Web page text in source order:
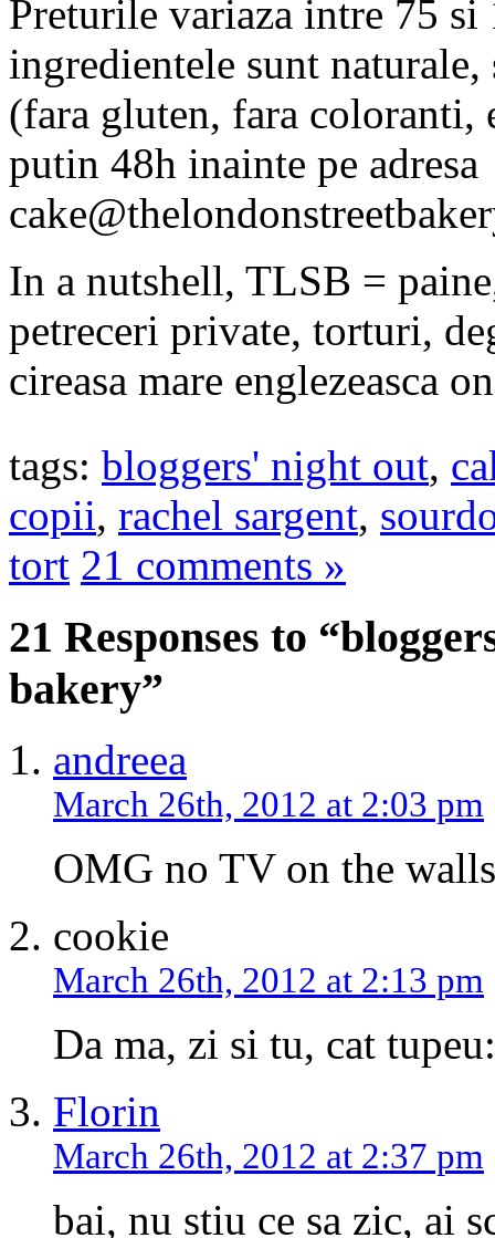
Preturile variaza intre 75
ingredientele sunt
(fara gluten, fara coloranti,
putin 48h inainte pe adresa
In a nutshell, TLSB =
petreceri private, torturi,
cireasa mare englezeasca
tags: bloggers' night out,
copii, rachel sargent,
tort 21 comments »
21 Responses to
bakery”
andreea
March 26th, 2012 at 2:03 pm
OMG no TV on the
cookie
March 26th, 2012 at 2:13 pm
Da ma, zi si tu, cat
Florin
March 26th, 2012 at 2:37 pm
bai, nu stiu ce sa zic, ai